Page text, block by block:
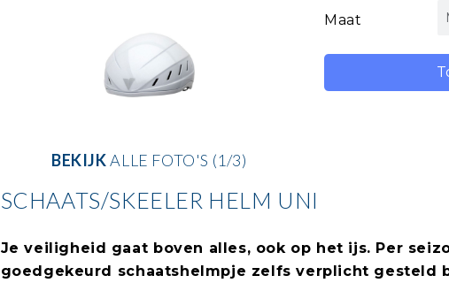
BEKIJKALLE FOTO'S (1/3)
Maat
SCHAATS/SKEELER HELM UNI
Je veiligheid gaat boven alles, ook op het ijs. Per
goedgekeurd schaatshelmpje zelfs verplicht gesteld